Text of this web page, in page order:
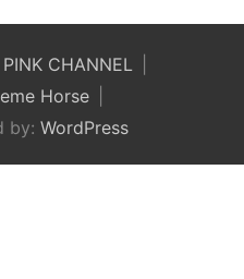
PINK CHANNEL
Horse
by: WordPress